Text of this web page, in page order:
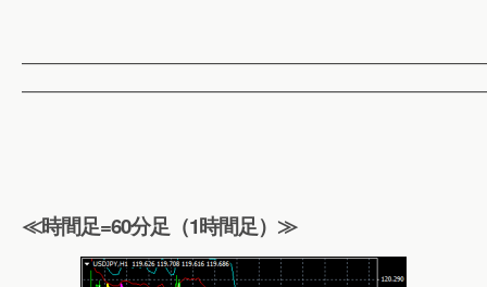
≪時間足=60分足（1時間足）≫